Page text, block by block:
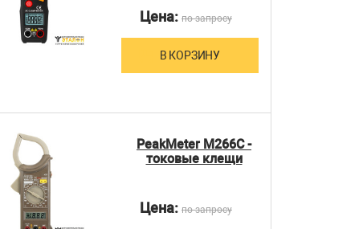
Цена: по запросу
В КОРЗИНУ
PeakMeter M266C -
токовые клещи
Цена: по запросу